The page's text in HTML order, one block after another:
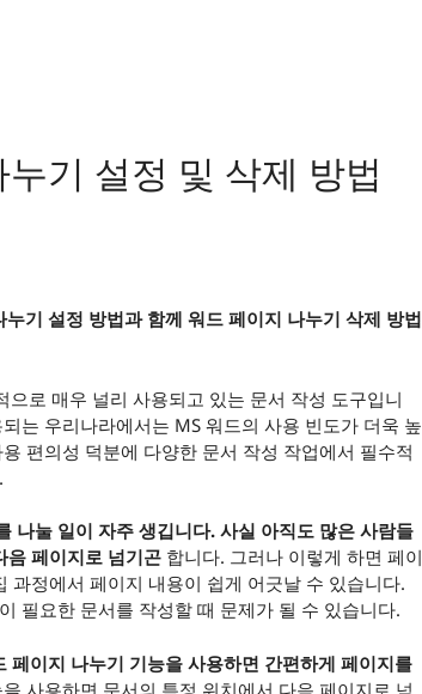
기 설정 및 삭제 방법
기 설정 방법과 함께 워드 페이지 나누기 삭제 방법
로 매우 널리 사용되고 있는 문서 작성 도구입니
는 우리나라에서는 MS 워드의 사용 빈도가 더욱 높
편의성 덕분에 다양한 문서 작성 작업에서 필수적
나눌 일이 자주 생깁니다. 사실 아직도 많은 사람들
음 페이지로 넘기곤 합니다. 그러나 이렇게 하면 페이
과정에서 페이지 내용이 쉽게 어긋날 수 있습니다.
필요한 문서를 작성할 때 문제가 될 수 있습니다.
페이지 나누기 기능을 사용하면 간편하게 페이지를
사용하면 문서의 특정 위치에서 다음 페이지로 넘